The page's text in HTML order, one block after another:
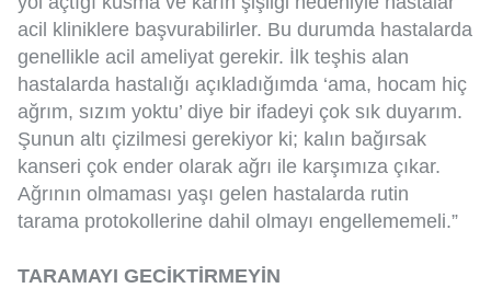
acil kliniklere başvurabilirler. Bu durumda hastalarda
genellikle acil ameliyat gerekir. İlk teşhis alan
hastalarda hastalığı açıkladığımda ‘ama, hocam hiç
ağrım, sızım yoktu’ diye bir ifadeyi çok sık duyarım.
Şunun altı çizilmesi gerekiyor ki; kalın bağırsak
kanseri çok ender olarak ağrı ile karşımıza çıkar.
Ağrının olmaması yaşı gelen hastalarda rutin
tarama protokollerine dahil olmayı engellememeli.”
TARAMAYI GECİKTİRMEYİN